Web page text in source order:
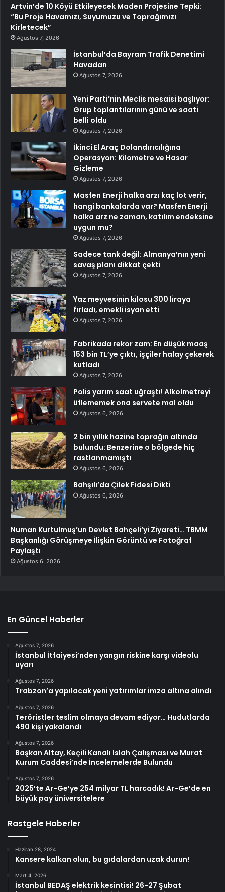
Artvin’de 10 Köyü Etkileyecek Maden Projesine Tepki:
“Bu Proje Havamızı, Suyumuzu ve Toprağımızı
Kirletecek”
Ağustos 7, 2026
İstanbul’da Bayram Trafik Denetimi
Havadan
Ağustos 7, 2026
Yeni Parti’nin Meclis mesaisi başlıyor:
Grup toplantılarının günü ve saati
belli oldu
Ağustos 7, 2026
İkinci El Araç Dolandırıcılığına
Operasyon: Kilometre ve Hasar
Gizleme
Ağustos 7, 2026
Masfen Enerji halka arzı kaç lot verir,
hangi bankalarda var? Masfen Enerji
halka arz ne zaman, katılım endeksine
uygun mu?
Ağustos 7, 2026
Sadece tank değil: Almanya’nın yeni
savaş planı dikkat çekti
Ağustos 7, 2026
Yaz meyvesinin kilosu 300 liraya
fırladı, emekli isyan etti
Ağustos 7, 2026
Fabrikada rekor zam: En düşük maaş
153 bin TL’ye çıktı, işçiler halay çekerek
kutladı
Ağustos 7, 2026
Polis yarım saat uğraştı! Alkolmetreyi
üflememek ona servete mal oldu
Ağustos 6, 2026
2 bin yıllık hazine toprağın altında
bulundu: Benzerine o bölgede hiç
rastlanmamıştı
Ağustos 6, 2026
Bahşılı’da Çilek Fidesi Dikti
Ağustos 6, 2026
Numan Kurtulmuş’un Devlet Bahçeli’yi Ziyareti… TBMM
Başkanlığı Görüşmeye İlişkin Görüntü ve Fotoğraf
Paylaştı
Ağustos 6, 2026
En Güncel Haberler
Ağustos 7, 2026
İstanbul İtfaiyesi’nden yangın riskine karşı videolu
uyarı
Ağustos 7, 2026
Trabzon’a yapılacak yeni yatırımlar imza altına alındı
Ağustos 7, 2026
Teröristler teslim olmaya devam ediyor… Hudutlarda
490 kişi yakalandı
Ağustos 7, 2026
Başkan Altay, Keçili Kanalı Islah Çalışması ve Murat
Kurum Caddesi’nde İncelemelerde Bulundu
Ağustos 7, 2026
2025’te Ar-Ge’ye 254 milyar TL harcadık! Ar-Ge’de en
büyük pay üniversitelere
Rastgele Haberler
Haziran 28, 2024
Kansere kalkan olun, bu gıdalardan uzak durun!
Mart 4, 2026
İstanbul BEDAŞ elektrik kesintisi! 26-27 Şubat